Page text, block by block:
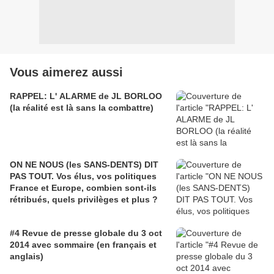
Vous aimerez aussi
RAPPEL: L' ALARME de JL BORLOO
(la réalité est là sans la combattre)
ON NE NOUS (les SANS-DENTS) DIT
PAS TOUT. Vos élus, vos politiques
France et Europe, combien sont-ils
rétribués, quels privilèges et plus ?
#4 Revue de presse globale du 3 oct
2014 avec sommaire (en français et
anglais)